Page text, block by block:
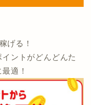
げる！
ントがどんどんた
適！